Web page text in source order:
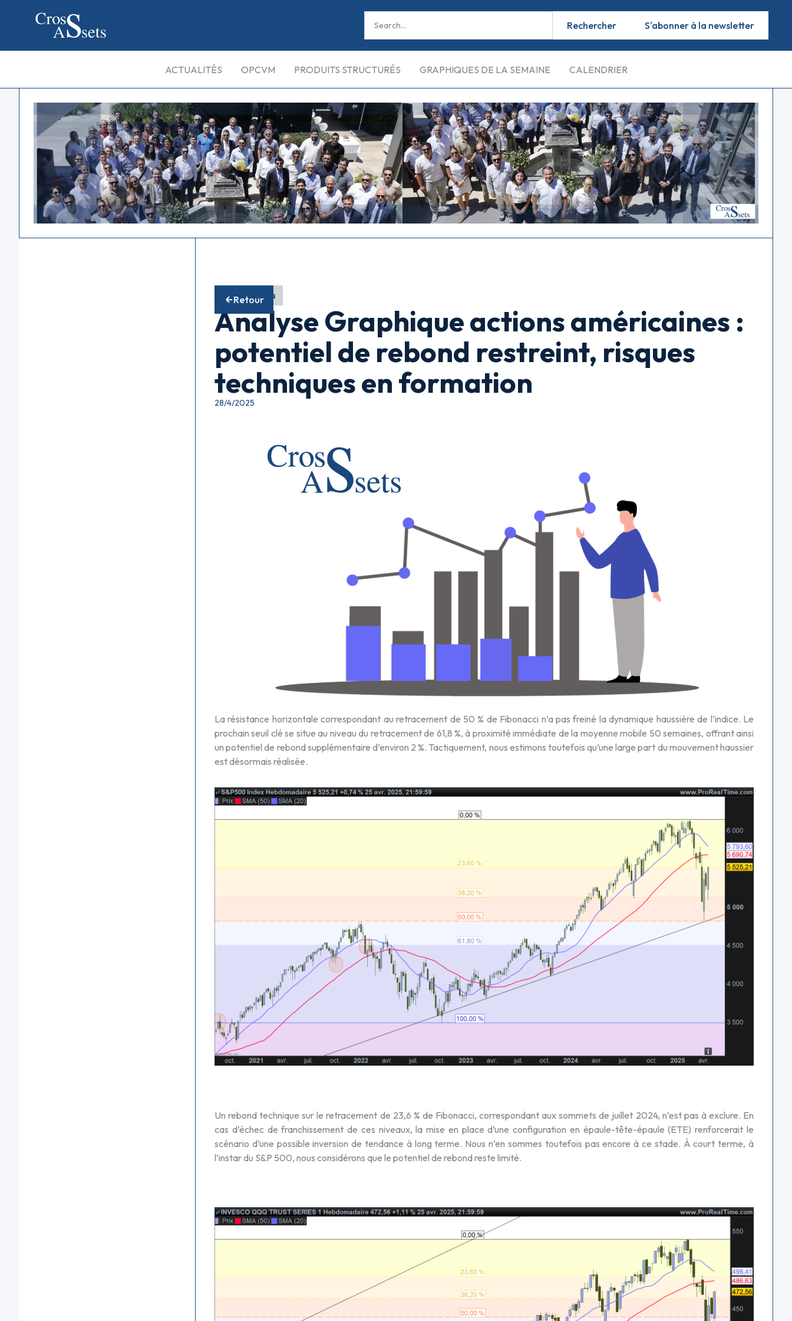
S'abonner à la newsletter
ACTUALITÉS OPCVM PRODUITS STRUCTURÉS GRAPHIQUES DE LA SEMAINE CALENDRIER
Retour
Fonds actions
Analyse Graphique actions américaines :
potentiel de rebond restreint, risques
techniques en formation
28/4/2025
La résistance horizontale correspondant au retracement de 50 % de Fibonacci n’a pas freiné la dynamique haussière de l’indice. Le
prochain seuil clé se situe au niveau du retracement de 61,8 %, à proximité immédiate de la moyenne mobile 50 semaines, offrant ainsi
un potentiel de rebond supplémentaire d’environ 2 %. Tactiquement, nous estimons toutefois qu’une large part du mouvement haussier
est désormais réalisée.
Un rebond technique sur le retracement de 23,6 % de Fibonacci, correspondant aux sommets de juillet 2024, n’est pas à exclure. En
cas d’échec de franchissement de ces niveaux, la mise en place d’une configuration en épaule-tête-épaule (ETE) renforcerait le
scénario d’une possible inversion de tendance à long terme. Nous n’en sommes toutefois pas encore à ce stade. À court terme, à
l’instar du S&P 500, nous considérons que le potentiel de rebond reste limité.